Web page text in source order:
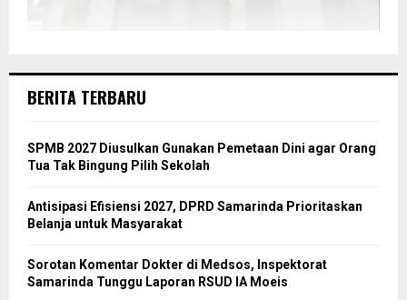
BERITA TERBARU
SPMB 2027 Diusulkan Gunakan Pemetaan Dini agar Orang
Tua Tak Bingung Pilih Sekolah
Antisipasi Efisiensi 2027, DPRD Samarinda Prioritaskan
Belanja untuk Masyarakat
Sorotan Komentar Dokter di Medsos, Inspektorat
Samarinda Tunggu Laporan RSUD IA Moeis